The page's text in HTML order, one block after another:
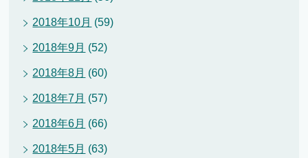
2018年10月 (59)
2018年9月 (52)
2018年8月 (60)
2018年7月 (57)
2018年6月 (66)
2018年5月 (63)